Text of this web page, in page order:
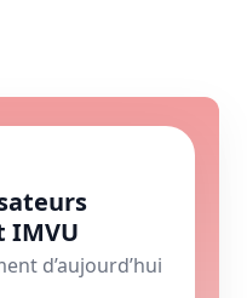
IMVU
d’aujourd’hui